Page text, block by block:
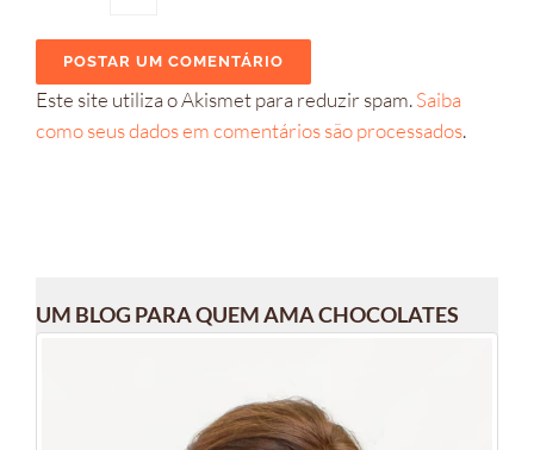
Este site utiliza o Akismet para reduzir spam.Saiba
como seus dados em comentários são processados.
UM BLOG PARA QUEM AMA CHOCOLATES